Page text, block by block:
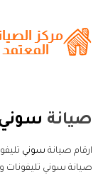
صيانة
ارقام صيانة سوني
صيانة سوني تليفونات